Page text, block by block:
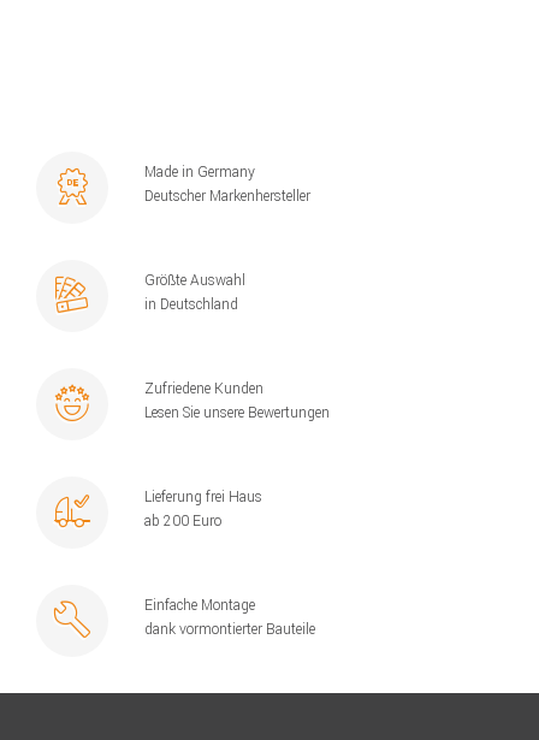
Made in Germany
Deutscher Markenhersteller
Größte Auswahl
in Deutschland
Zufriedene Kunden
Lesen Sie unsere Bewertungen
Lieferung frei Haus
ab 200 Euro
Einfache Montage
dank vormontierter Bauteile